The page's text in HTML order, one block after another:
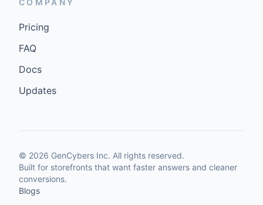
COMPANY
Pricing
FAQ
Docs
Updates
© 2026 GenCybers Inc. All rights reserved.
Built for storefronts that want faster answers and cleaner
conversions.
Blogs